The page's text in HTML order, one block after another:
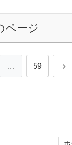
ページ
… 59 次
ホ